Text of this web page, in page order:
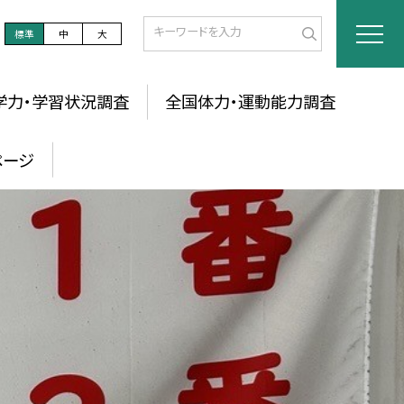
標準 中 大
・学習状況調査 全国体力・運動能力調査
ジ